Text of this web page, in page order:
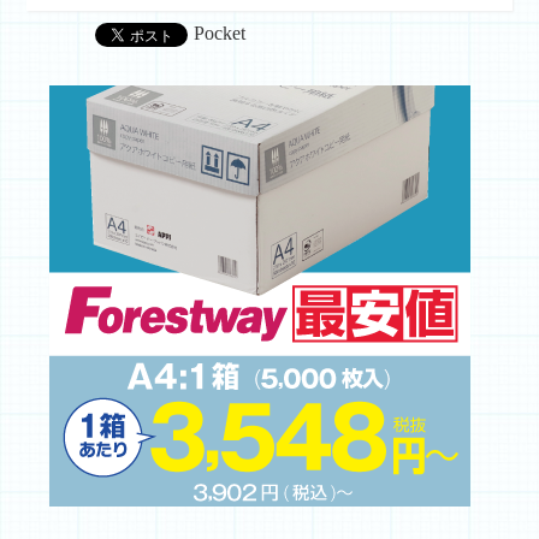
Pocket